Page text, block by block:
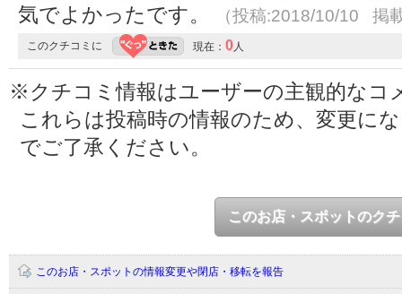
気でよかったです。
（投稿:2018/10/10 掲
このクチコミに 現在： 0人
※クチコミ情報はユーザーの主観的なコ
これらは投稿時の情報のため、変更に
でご了承ください。
このお店・スポットのク
このお店・スポットの情報変更や閉店・移転を報告